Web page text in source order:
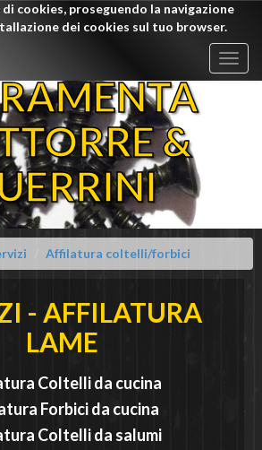
cookies, proseguendo la navigazione
dei cookies sul tuo browser.
&
Affilatura coltelli/forbici
- AFFILATURA
LAME
Coltelli da cucina
Forbici da cucina
Coltelli da salumi